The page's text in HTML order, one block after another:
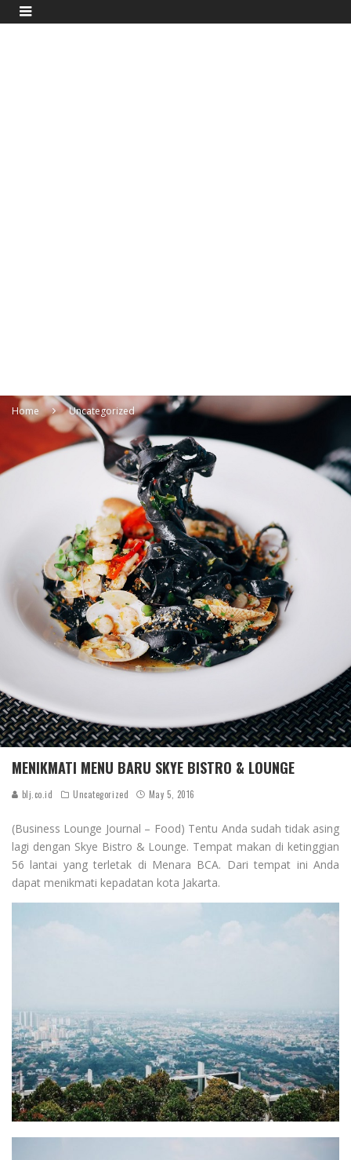
Home Uncategorized
MENIKMATI MENU BARU SKYE BISTRO & LOUNGE
blj.co.id Uncategorized May 5, 2016
(Business Lounge Journal – Food) Tentu Anda sudah tidak asing
lagi dengan Skye Bistro & Lounge. Tempat makan di ketinggian
56 lantai yang terletak di Menara BCA. Dari tempat ini Anda
dapat menikmati kepadatan kota Jakarta.